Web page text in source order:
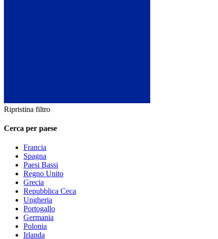
Ripristina filtro
Cerca per paese
Francia
Spagna
Paesi Bassi
Regno Unito
Grecia
Repubblica Ceca
Ungheria
Portogallo
Germania
Polonia
Irlanda